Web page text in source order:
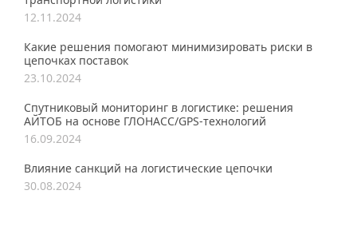
12.11.2024
Какие решения помогают минимизировать риски в
цепочках поставок
23.10.2024
Спутниковый мониторинг в логистике: решения
АЙТОБ на основе ГЛОНАСС/GPS-технологий
16.09.2024
Влияние санкций на логистические цепочки
30.08.2024